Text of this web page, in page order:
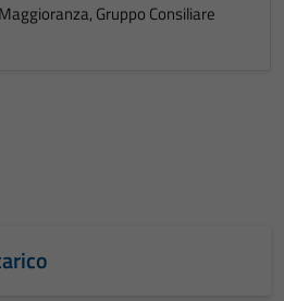
Gruppo Consiliare